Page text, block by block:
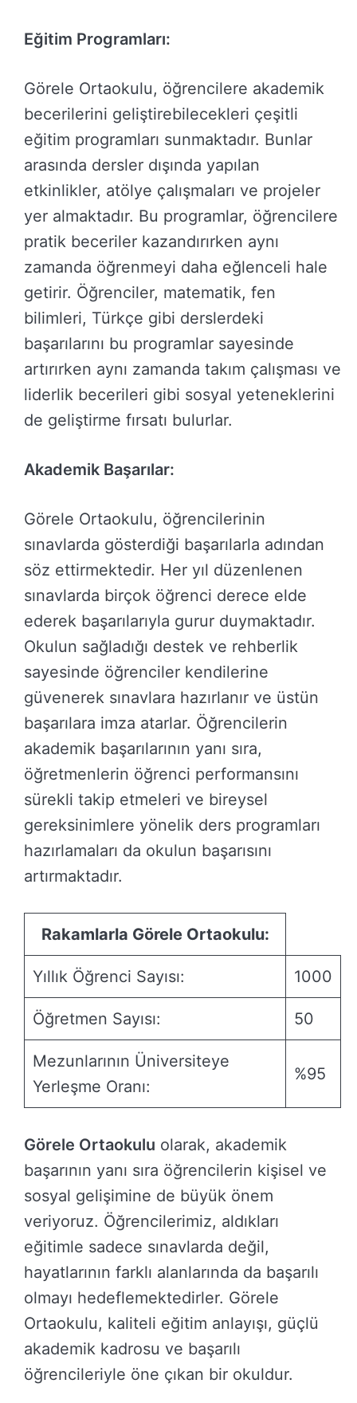
Eğitim Programları:
Görele Ortaokulu, öğrencilere akademik
becerilerini geliştirebilecekleri çeşitli
eğitim programları sunmaktadır. Bunlar
arasında dersler dışında yapılan
etkinlikler, atölye çalışmaları ve projeler
yer almaktadır. Bu programlar, öğrencilere
pratik beceriler kazandırırken aynı
zamanda öğrenmeyi daha eğlenceli hale
getirir. Öğrenciler, matematik, fen
bilimleri, Türkçe gibi derslerdeki
başarılarını bu programlar sayesinde
artırırken aynı zamanda takım çalışması ve
liderlik becerileri gibi sosyal yeteneklerini
de geliştirme fırsatı bulurlar.
Akademik Başarılar:
Görele Ortaokulu, öğrencilerinin
sınavlarda gösterdiği başarılarla adından
söz ettirmektedir. Her yıl düzenlenen
sınavlarda birçok öğrenci derece elde
ederek başarılarıyla gurur duymaktadır.
Okulun sağladığı destek ve rehberlik
sayesinde öğrenciler kendilerine
güvenerek sınavlara hazırlanır ve üstün
başarılara imza atarlar. Öğrencilerin
akademik başarılarının yanı sıra,
öğretmenlerin öğrenci performansını
sürekli takip etmeleri ve bireysel
gereksinimlere yönelik ders programları
hazırlamaları da okulun başarısını
artırmaktadır.
Rakamlarla Görele Ortaokulu:
Yıllık Öğrenci Sayısı: 1000
Öğretmen Sayısı: 50
Mezunlarının Üniversiteye
Yerleşme Oranı:
%95
Görele Ortaokulu olarak, akademik
başarının yanı sıra öğrencilerin kişisel ve
sosyal gelişimine de büyük önem
veriyoruz. Öğrencilerimiz, aldıkları
eğitimle sadece sınavlarda değil,
hayatlarının farklı alanlarında da başarılı
olmayı hedeflemektedirler. Görele
Ortaokulu, kaliteli eğitim anlayışı, güçlü
akademik kadrosu ve başarılı
öğrencileriyle öne çıkan bir okuldur.